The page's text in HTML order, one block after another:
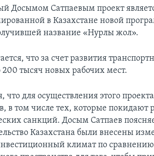
Досымом Сатпаевым проект
в Казахстане новой
название «Нурлы жол».
что за счет развития
200 тысяч новых рабочих мест.
что для осуществления этого
в том числе тех, которые покидают
санкций. Досым Сатпаев
Казахстана были внесены
климат по